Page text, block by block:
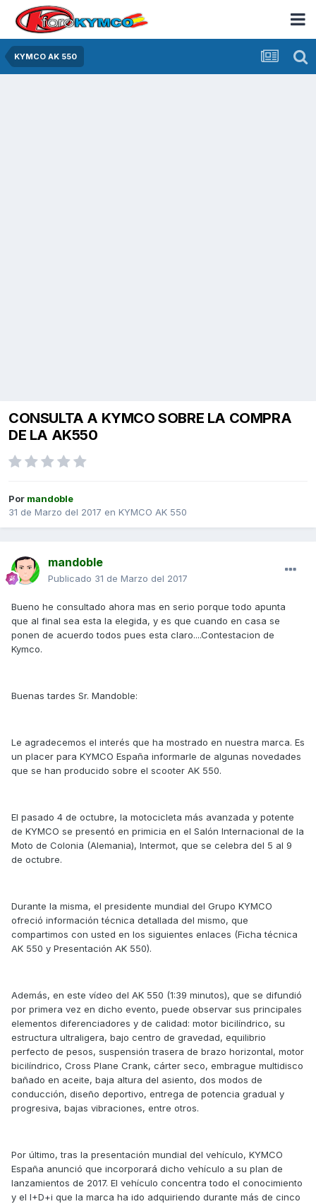
KYMCO AK 550
CONSULTA A KYMCO SOBRE LA COMPRA
DE LA AK550
Por mandoble
31 de Marzo del 2017 en KYMCO AK 550
mandoble
Publicado 31 de Marzo del 2017
Bueno he consultado ahora mas en serio porque todo apunta
que al final sea esta la elegida, y es que cuando en casa se
ponen de acuerdo todos pues esta claro....Contestacion de
Kymco.
Buenas tardes Sr. Mandoble:
Le agradecemos el interés que ha mostrado en nuestra marca. Es
un placer para KYMCO España informarle de algunas novedades
que se han producido sobre el scooter AK 550.
El pasado 4 de octubre, la motocicleta más avanzada y potente
de KYMCO se presentó en primicia en el Salón Internacional de la
Moto de Colonia (Alemania), Intermot, que se celebra del 5 al 9
de octubre.
Durante la misma, el presidente mundial del Grupo KYMCO
ofreció información técnica detallada del mismo, que
compartimos con usted en los siguientes enlaces (Ficha técnica
AK 550 y Presentación AK 550).
Además, en este vídeo del AK 550 (1:39 minutos), que se difundió
por primera vez en dicho evento, puede observar sus principales
elementos diferenciadores y de calidad: motor bicilíndrico, su
estructura ultraligera, bajo centro de gravedad, equilibrio
perfecto de pesos, suspensión trasera de brazo horizontal, motor
bicilíndrico, Cross Plane Crank, cárter seco, embrague multidisco
bañado en aceite, baja altura del asiento, dos modos de
conducción, diseño deportivo, entrega de potencia gradual y
progresiva, bajas vibraciones, entre otros.
Por último, tras la presentación mundial del vehículo, KYMCO
España anunció que incorporará dicho vehículo a su plan de
lanzamientos de 2017. El vehículo concentra todo el conocimiento
y el I+D+i que la marca ha ido adquiriendo durante más de cinco